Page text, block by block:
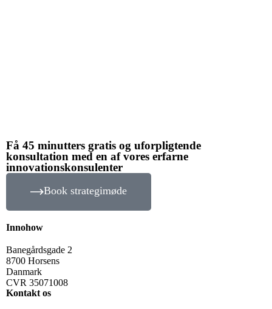
Få 45 minutters gratis og uforpligtende
konsultation med en af vores erfarne
innovationskonsulenter
Book strategimøde
Innohow
Banegårdsgade 2
8700 Horsens
Danmark
CVR 35071008
Kontakt os